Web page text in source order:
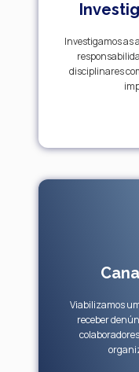
Investigamos as
disciplinares
Viabilizamos
receber